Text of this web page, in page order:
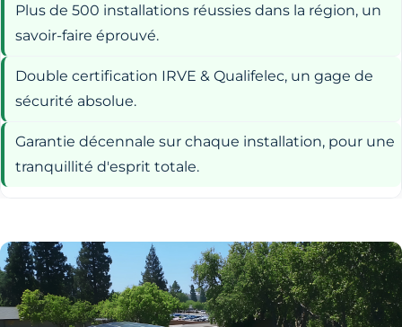
Plus de 500 installations réussies dans la région, un
savoir-faire éprouvé.
Double certification IRVE & Qualifelec, un gage de
sécurité absolue.
Garantie décennale sur chaque installation, pour une
tranquillité d'esprit totale.